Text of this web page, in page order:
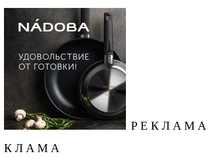
Р Е К Л А М А
К Л А М А